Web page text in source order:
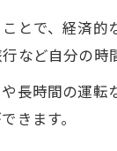
とで、経済
など自分の時
長時間の運
きます。